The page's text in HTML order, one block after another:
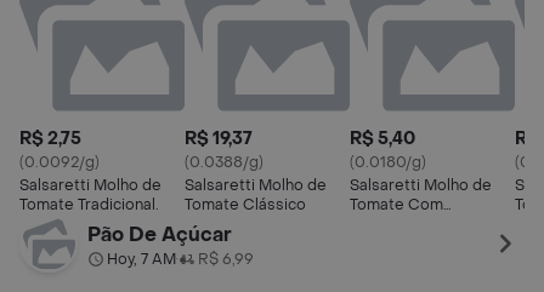
R$ 2,75
(0.0092/g)
Salsaretti Molho de
Tomate Tradicional.
R$ 19,37
(0.0388/g)
Salsaretti Molho de
Tomate Clássico
R$ 5,40
(0.0180/g)
Salsaretti Molho de
Tomate Com
R$
Pão De Açúcar
Hoy, 7 AM• R$ 6,99